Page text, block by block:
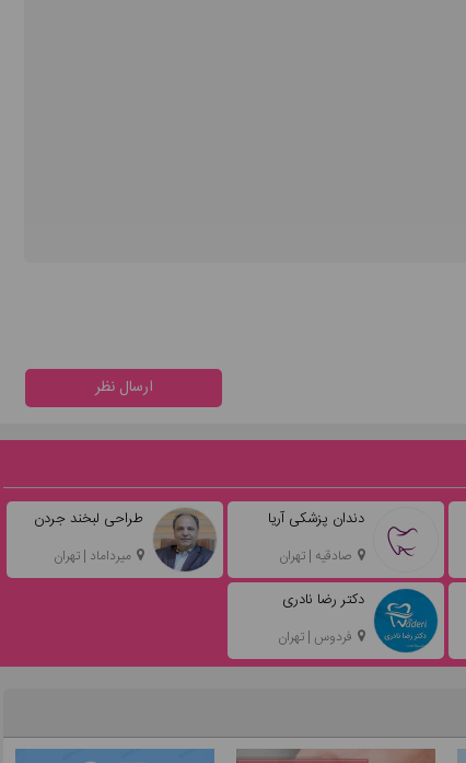
ارسال نظر
دندان پزشکی آریا
صادقیه | تهران
طراحی لبخند جردن
میرداماد | تهران
دکتر رضا نادری
فردوس | تهران